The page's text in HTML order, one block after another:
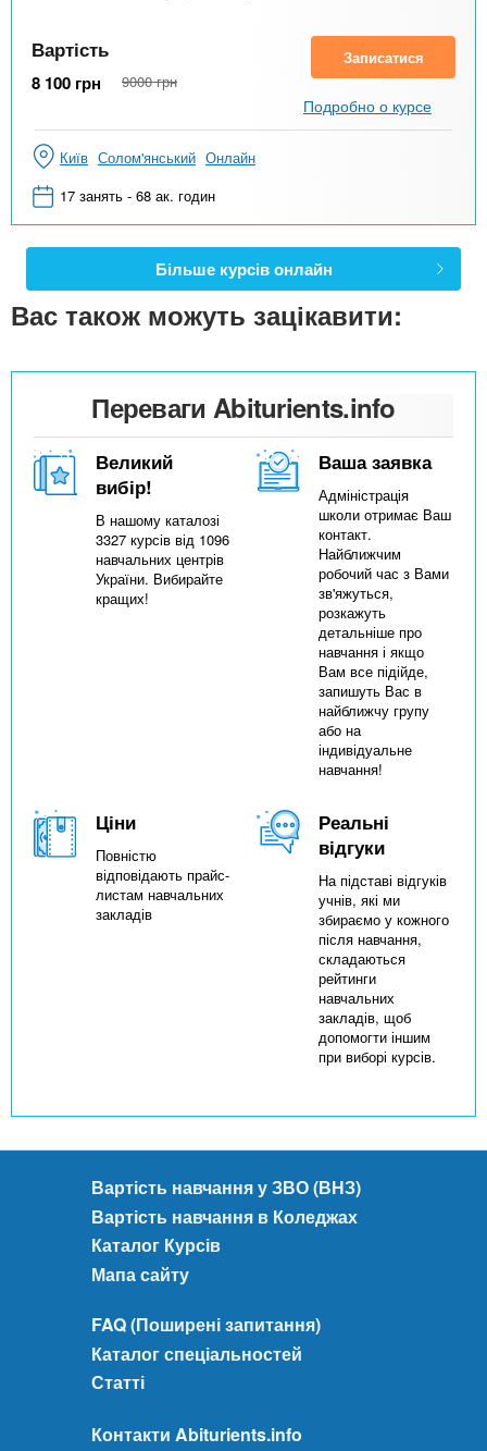
Вартість
8 100 грн 9000 грн
Записатися
Подробно о курсе
Київ Солом'янський Онлайн
17 занять - 68 ак. годин
Більше курсів онлайн
Вас також можуть зацікавити:
Переваги Abiturients.info
Великий
вибір!
В нашому каталозі
3327 курсів від 1096
навчальних центрів
України. Вибирайте
кращих!
Ваша заявка
Адміністрація
школи отримає Ваш
контакт.
Найближчим
робочий час з Вами
зв'яжуться,
розкажуть
детальніше про
навчання і якщо
Вам все підійде,
запишуть Вас в
найближчу групу
або на
індивідуальне
навчання!
Ціни
Повністю
відповідають прайс-
листам навчальних
закладів
Реальні
відгуки
На підставі відгуків
учнів, які ми
збираємо у кожного
після навчання,
складаються
рейтинги
навчальних
закладів, щоб
допомогти іншим
при виборі курсів.
Вартість навчання у ЗВО (ВНЗ)
Вартість навчання в Коледжах
Каталог Курсів
Мапа сайту
FAQ (Поширені запитання)
Каталог спеціальностей
Статті
Контакти Abiturients.info